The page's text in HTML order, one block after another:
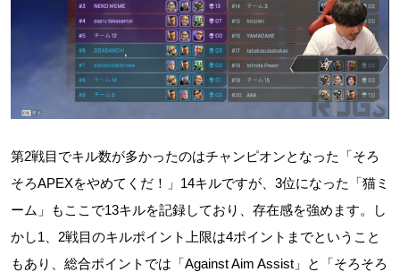
第2戦目でキル数が多かったのはチャンピオンとなった「そろ
そろAPEXをやめてくだ！」14キルですが、3位になった「猫ミ
ーム」もここで13キルを記録しており、存在感を強めます。し
かし1、2戦目のキルポイント上限は4ポイントまでということ
もあり、総合ポイントでは「Against Aim Assist」と「そろそろ